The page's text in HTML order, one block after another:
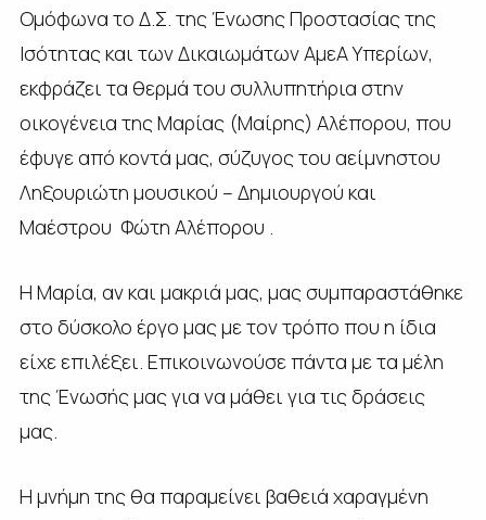
Ομόφωνα το Δ.Σ. της Ένωσης Προστασίας της
Ισότητας και των Δικαιωμάτων ΑμεΑ Υπερίων,
εκφράζει τα θερμά του συλλυπητήρια στην
οικογένεια της Μαρίας (Μαίρης) Αλέπορου, που
έφυγε από κοντά μας, σύζυγος του αείμνηστου
Ληξουριώτη μουσικού – Δημιουργού και
Μαέστρου Φώτη Αλέπορου .
Η Μαρία, αν και μακριά μας, μας συμπαραστάθηκε
στο δύσκολο έργο μας με τον τρόπο που η ίδια
είχε επιλέξει. Επικοινωνούσε πάντα με τα μέλη
της Ένωσής μας για να μάθει για τις δράσεις
μας.
Η μνήμη της θα παραμείνει βαθειά χαραγμένη